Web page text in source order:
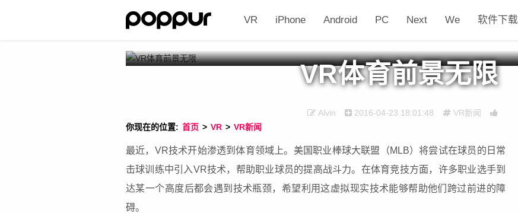
VR iPhone Android PC Next We 软件下载
VR体育前景无限
Alvin 2016-04-23 18:01:48
VR新闻
你现在的位置: 首页 > VR > VR新闻
最近，VR技术开始渗透到体育领域上。美国职业棒球大联盟（MLB）将尝试在球员的日常
击球训练中引入VR技术，帮助职业球员的提高战斗力。在体育竞技方面，许多职业选手到
达某一个高度后都会遇到技术瓶颈，希望利用这虚拟现实技术能够帮助他们跨过前进的障
碍。